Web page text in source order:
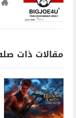
مقالات ذات